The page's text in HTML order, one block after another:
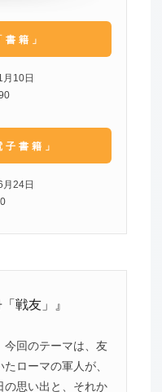
書籍」
10日
子書籍」
24日
戦友」』
今回のテーマは、友
ローマの軍人が、
の思い出と、それか